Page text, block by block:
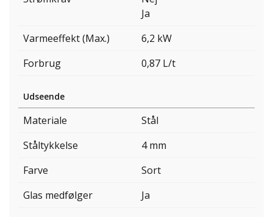
Ja
Varmeeffekt (Max.)
6,2 kW
Forbrug
0,87 L/t
Udseende
Materiale
Stål
Ståltykkelse
4 mm
Farve
Sort
Glas medfølger
Ja